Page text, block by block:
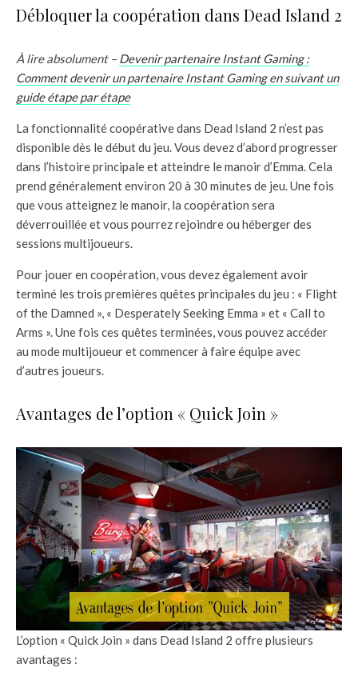
Débloquer la coopération dans Dead Island 2
À lire absolument –Devenir partenaire Instant Gaming :
Comment devenir un partenaire Instant Gaming en suivant un
guide étape par étape
La fonctionnalité coopérative dans Dead Island 2 n’est pas
disponible dès le début du jeu. Vous devez d’abord progresser
dans l’histoire principale et atteindre le manoir d’Emma. Cela
prend généralement environ 20 à 30 minutes de jeu. Une fois
que vous atteignez le manoir, la coopération sera
déverrouillée et vous pourrez rejoindre ou héberger des
sessions multijoueurs.
Pour jouer en coopération, vous devez également avoir
terminé les trois premières quêtes principales du jeu : « Flight
of the Damned », « Desperately Seeking Emma » et « Call to
Arms ». Une fois ces quêtes terminées, vous pouvez accéder
au mode multijoueur et commencer à faire équipe avec
d’autres joueurs.
Avantages de l’option « Quick Join »
L’option « Quick Join » dans Dead Island 2 offre plusieurs
avantages :